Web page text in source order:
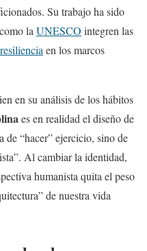
Su trabajo ha sido
la UNESCO integren las
resiliencia en los marcos
en su análisis de los hábitos
es en realidad el diseño de
de “hacer” ejercicio, sino de
Al cambiar la identidad,
humanista quita el peso
de nuestra vida